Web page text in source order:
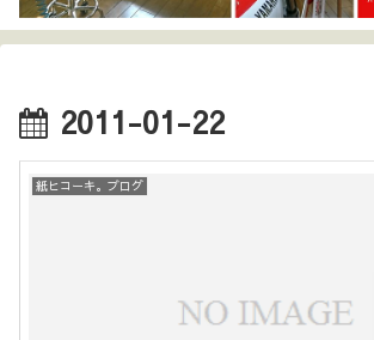
2011-01-22
紙ヒコーキ。ブログ